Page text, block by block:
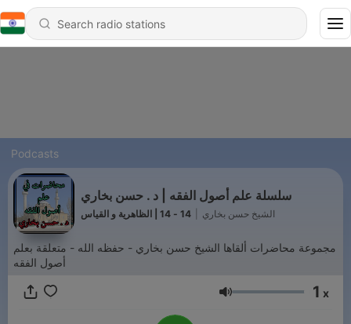
Podcasts
سلسلة علم أصول الفقه | د . حسن بخاري
الشيخ حسن بخاري 14 - 14 | الظاهرية و القياس
مجموعة محاضرات ألقاها الشيخ حسن بخاري - حفظه الله - متعلقة بعلم
أصول الفقه
Volume 1 x